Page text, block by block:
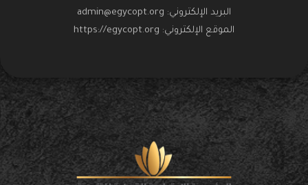
البريد الإلكتروني: admin@egycopt.org
الموقع الإلكتروني: https://egycopt.org